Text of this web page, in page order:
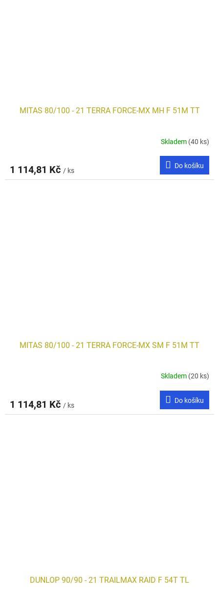
MITAS 80/100 - 21 TERRA FORCE-MX MH F 51M TT
Skladem (40 ks)
1 114,81 Kč / ks
Do košíku
MITAS 80/100 - 21 TERRA FORCE-MX SM F 51M TT
Skladem (20 ks)
1 114,81 Kč / ks
Do košíku
DUNLOP 90/90 - 21 TRAILMAX RAID F 54T TL